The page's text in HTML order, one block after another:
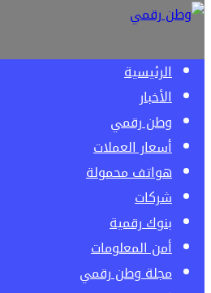
الرئيسية
الأخبار
وطن رقمي
أسعار العملات
هواتف محمولة
شركات
بنوك رقمية
أمن المعلومات
مجلة وطن رقمي